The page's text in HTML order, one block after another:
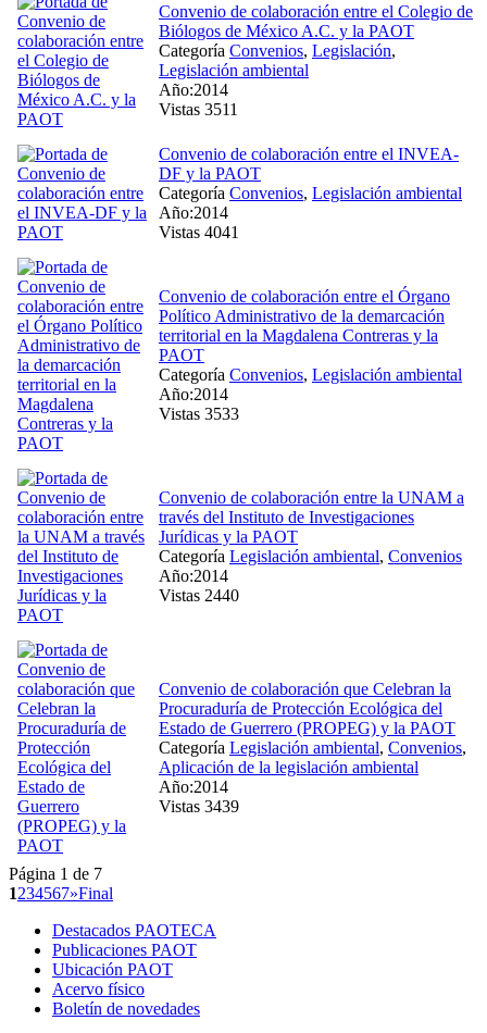
Convenio de colaboración entre el Colegio de
Biólogos de México A.C. y la PAOT
Categoría Convenios, Legislación,
Legislación ambiental
Año:2014
Vistas 3511
Convenio de colaboración entre el INVEA-
DF y la PAOT
Categoría Convenios, Legislación ambiental
Año:2014
Vistas 4041
Convenio de colaboración entre el Órgano
Político Administrativo de la demarcación
territorial en la Magdalena Contreras y la
PAOT
Categoría Convenios, Legislación ambiental
Año:2014
Vistas 3533
Convenio de colaboración entre la UNAM a
través del Instituto de Investigaciones
Jurídicas y la PAOT
Categoría Legislación ambiental, Convenios
Año:2014
Vistas 2440
Convenio de colaboración que Celebran la
Procuraduría de Protección Ecológica del
Estado de Guerrero (PROPEG) y la PAOT
Categoría Legislación ambiental, Convenios,
Aplicación de la legislación ambiental
Año:2014
Vistas 3439
Página 1 de 7
1234567»Final
Destacados PAOTECA
Publicaciones PAOT
Ubicación PAOT
Acervo físico
Boletín de novedades